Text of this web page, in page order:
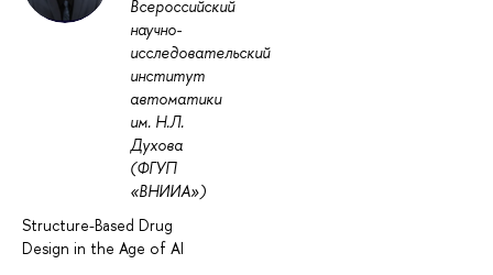
Всероссийский
научно-
исследовательский
институт
автоматики
им. Н.Л.
Духова
(ФГУП
«ВНИИА»)
Structure-Based Drug
Design in the Age of AI